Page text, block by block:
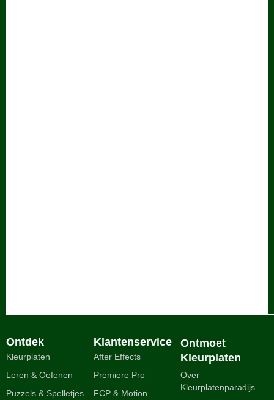
Ontdek
Kleurplaten
Leren & Oefenen
Puzzels & Spelletjes
Klantenservice
After Effects
Premiere Pro
FCP & Motion
Ontmoet
Kleurplaten
Over
Kleurplatenparadijs